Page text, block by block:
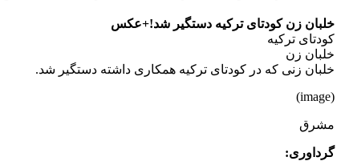
خلبان زن کودتای ترکیه دستگیر شد!+عکس
کودتای ترکیه
خلبان زن
خلبان زنی که در کودتای ترکیه همکاری داشته دستگیر شد.
(image)
مشرق
گرداوری: